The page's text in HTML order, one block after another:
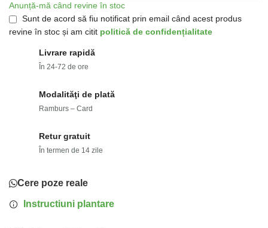
Anunță-mă când revine în stoc
Sunt de acord să fiu notificat prin email când acest produs
revine în stoc și am citit politică de confidențialitate
Livrare rapidă
În 24-72 de ore
Modalităţi de plată
Ramburs – Card
Retur gratuit
În termen de 14 zile
Cere poze reale
Instructiuni plantare